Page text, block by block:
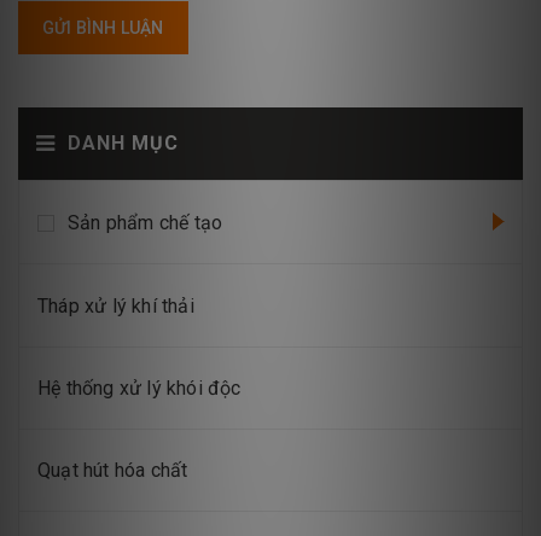
DANH MỤC
Sản phẩm chế tạo
Tháp xử lý khí thải
Hệ thống xử lý khói độc
Quạt hút hóa chất
GỬI BÌNH LUẬN